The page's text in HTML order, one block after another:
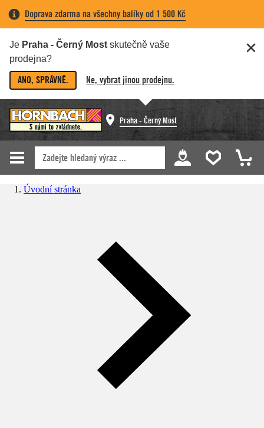
Doprava zdarma na všechny balíky od 1 500 Kč
Je Praha - Černý Most skutečně vaše
prodejna?
ANO, SPRÁVNĚ. Ne, vybrat jinou prodejnu.
Praha - Černý Most
Úvodní stránka